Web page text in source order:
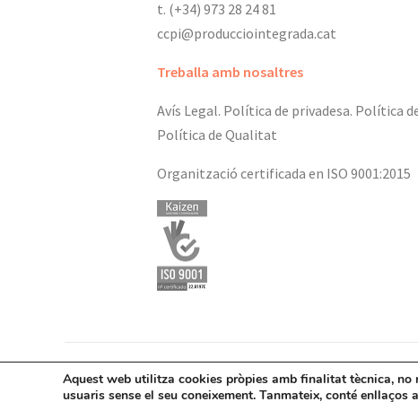
t. (+34) 973 28 24 81
ccpi@producciointegrada.cat
Treballa amb nosaltres
Avís Legal. Política de privadesa. Política
Política de Qualitat
Organització certificada en ISO 9001:2015
Aquest web utilitza cookies pròpies amb finalitat tècnica, no
usuaris sense el seu coneixement. Tanmateix, conté